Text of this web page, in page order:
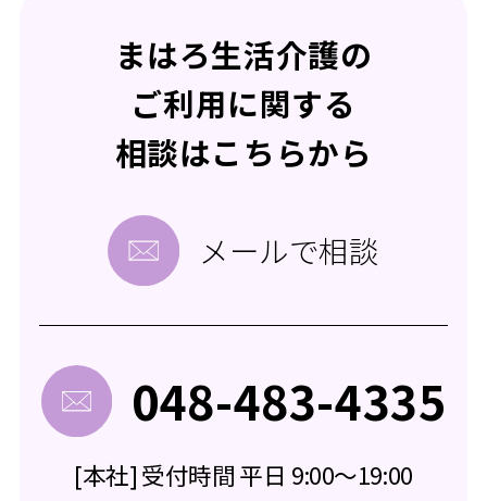
まはろ生活介護の
ご利用に関する
相談はこちらから
メールで相談
048-483-4335
[本社] 受付時間 平日 9:00～19:00